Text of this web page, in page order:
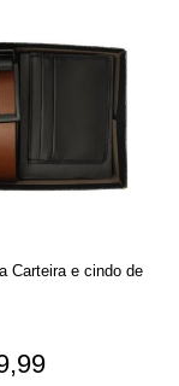
Carteira e cindo de